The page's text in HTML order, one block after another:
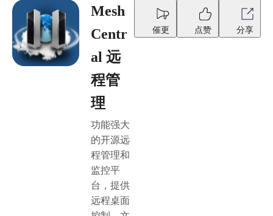
Mesh
Centr
al 远
程管
理
功能强大
的开源远
程管理和
监控平
台，提供
远程桌面
催更 点赞 分享